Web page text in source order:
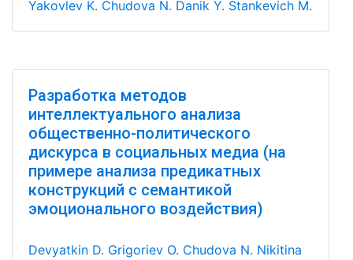
Yakovlev K. Chudova N. Danik Y. Stankevich M.
Разработка методов
интеллектуального анализа
общественно-политического
дискурса в социальных медиа (на
примере анализа предикатных
конструкций с семантикой
эмоционального воздействия)
Devyatkin D. Grigoriev O. Chudova N. Nikitina